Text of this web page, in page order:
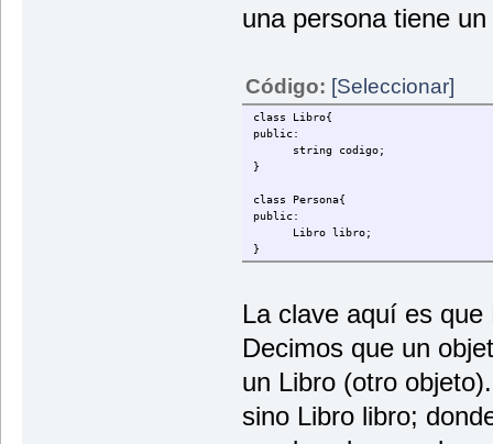
una persona tiene un
Código: [Seleccionar]
class Libro{
public:
string codigo;
}
class Persona{
public:
Libro libro;
}
La clave aquí es
Decimos que un
un Libro (otro
sino Libro libro;